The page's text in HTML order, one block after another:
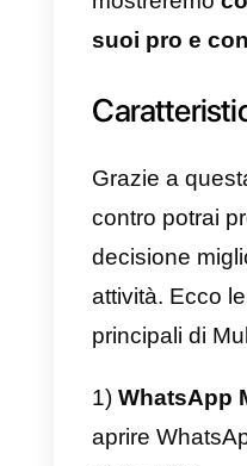
tua
massa.
non
dovessi
correresti
Abbiamo